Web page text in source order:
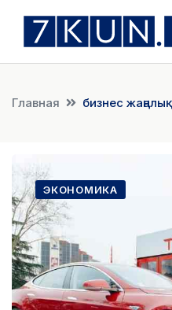
Главная бизнес
ЭКОНОМИКА